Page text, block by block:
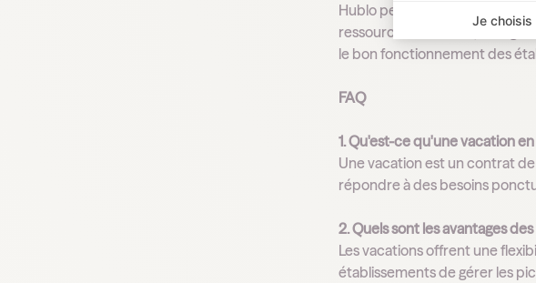
Je choisis
Hublo permettent de
ressources humaines,
le bon fonctionnement des
FAQ
1. Qu'est-ce qu'une vacation en
Une vacation est un contrat
répondre à des besoins
2. Quels sont les avantages
Les vacations offrent une
établissements de gérer les